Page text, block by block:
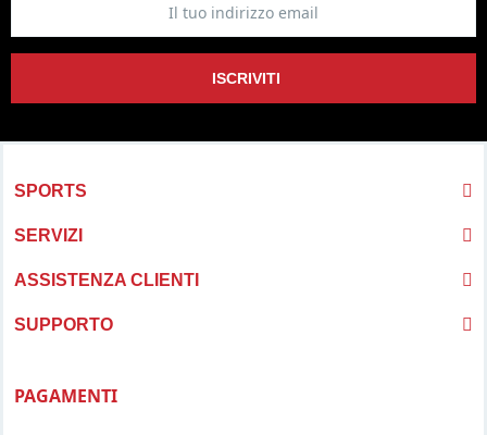
ISCRIVITI
SPORTS
SERVIZI
ASSISTENZA CLIENTI
SUPPORTO
PAGAMENTI